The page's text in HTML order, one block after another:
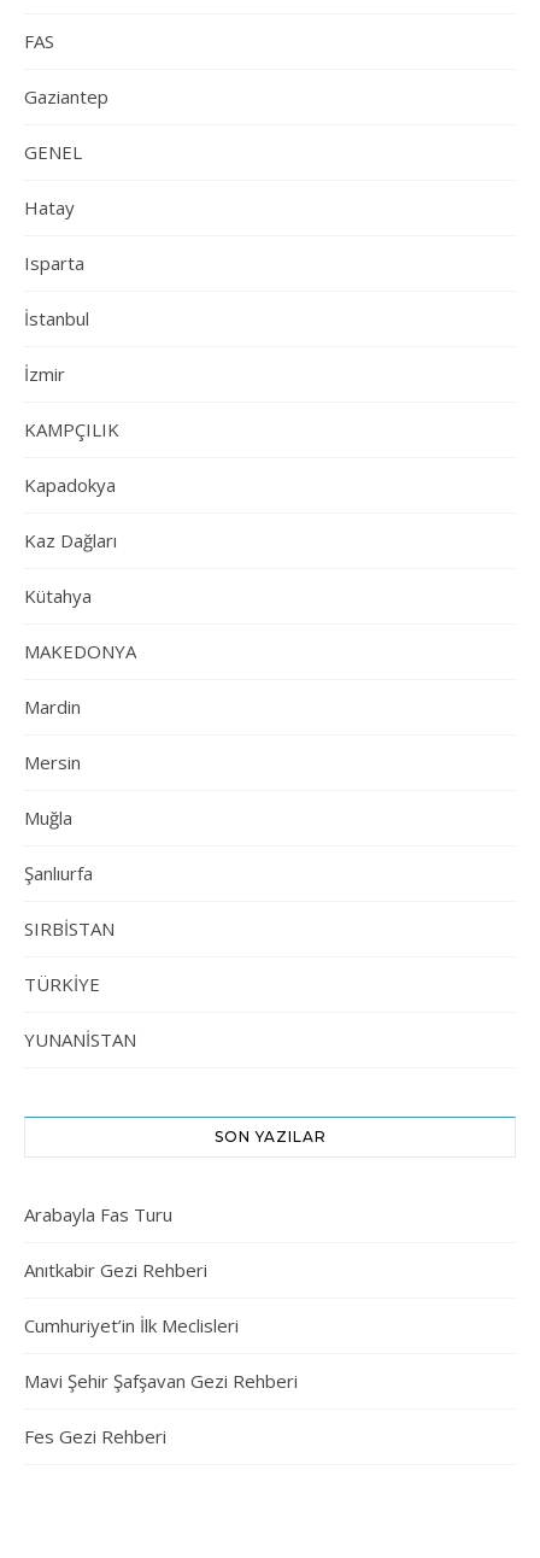
FAS
Gaziantep
GENEL
Hatay
Isparta
İstanbul
İzmir
KAMPÇILIK
Kapadokya
Kaz Dağları
Kütahya
MAKEDONYA
Mardin
Mersin
Muğla
Şanlıurfa
SIRBİSTAN
TÜRKİYE
YUNANİSTAN
SON YAZILAR
Arabayla Fas Turu
Anıtkabir Gezi Rehberi
Cumhuriyet’in İlk Meclisleri
Mavi Şehir Şafşavan Gezi Rehberi
Fes Gezi Rehberi